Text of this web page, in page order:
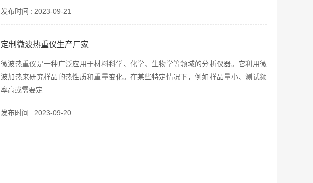
发布时间 : 2023-09-21
定制微波热重仪生产厂家
微波热重仪是一种广泛应用于材料科学、化学、生物学等领域的分析仪器。它利用微
波加热来研究样品的热性质和重量变化。在某些特定情况下，例如样品量小、测试频
率高或需要定...
发布时间 : 2023-09-20